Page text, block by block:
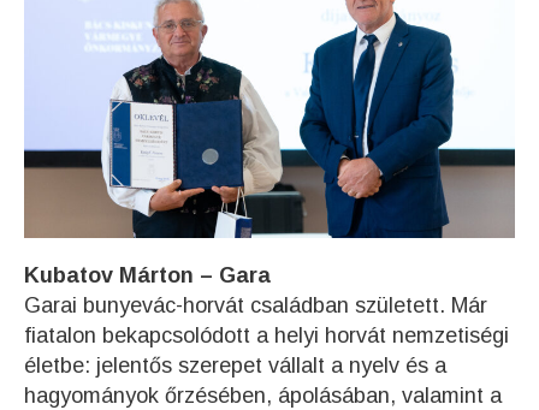
Kubatov Márton – Gara
Garai bunyevác-horvát családban született. Már
fiatalon bekapcsolódott a helyi horvát nemzetiségi
életbe: jelentős szerepet vállalt a nyelv és a
hagyományok őrzésében, ápolásában, valamint a